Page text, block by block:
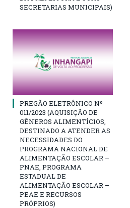
SECRETARIAS MUNICIPAIS)
PREGÃO ELETRÔNICO Nº
011/2023 (AQUISIÇÃO DE
GÊNEROS ALIMENTÍCIOS,
DESTINADO A ATENDER AS
NECESSIDADES DO
PROGRAMA NACIONAL DE
ALIMENTAÇÃO ESCOLAR –
PNAE, PROGRAMA
ESTADUAL DE
ALIMENTAÇÃO ESCOLAR –
PEAE E RECURSOS
PRÓPRIOS)